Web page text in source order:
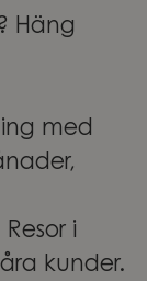
Häng
med
i
kunder.